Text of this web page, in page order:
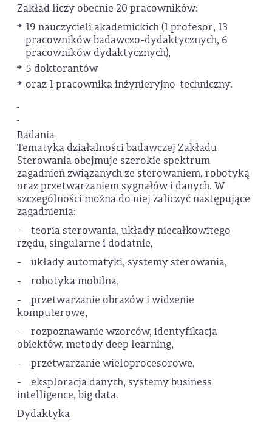
Zakład liczy obecnie 20 pracowników:
19 nauczycieli akademickich (1 profesor, 13
pracowników badawczo-dydaktycznych, 6
pracowników dydaktycznych),
5 doktorantów
oraz 1 pracownika inżynieryjno-techniczny.
Badania
Tematyka działalności badawczej Zakładu
Sterowania obejmuje szerokie spektrum
zagadnień związanych ze sterowaniem, robotyką
oraz przetwarzaniem sygnałów i danych. W
szczególności można do niej zaliczyć następujące
zagadnienia:
- teoria sterowania, układy niecałkowitego
rzędu, singularne i dodatnie,
- układy automatyki, systemy sterowania,
- robotyka mobilna,
- przetwarzanie obrazów i widzenie
komputerowe,
- rozpoznawanie wzorców, identyfikacja
obiektów, metody deep learning,
- przetwarzanie wieloprocesorowe,
- eksploracja danych, systemy business
intelligence, big data.
Dydaktyka